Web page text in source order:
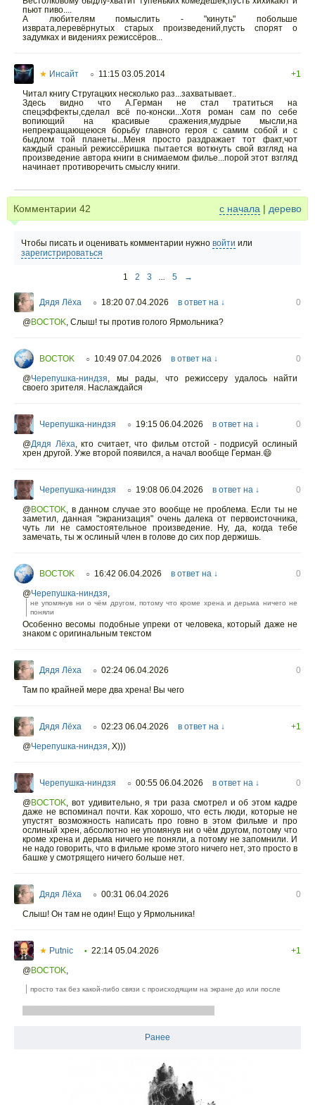
пьют пиво....
А любителям помыслить - "кинуть" побольше
изврата,перевёрнутых старых произведений,пусть спорят о
задумках и видениях режиссёров...
★ Инсайт ○ 11:15 03.05.2014
+1
Читал книгу Стругацких несколько раз...захватывает..
Здесь видно что А.Герман не стал тратиться на
спецэффекты,сделал всё по-конски...Хотя роман сам по себе
вопиющий на красивые сражения,мудрые мысли,на
непрекращающеюся борьбу главного героя с самим собой и с
быдлом той планеты...Меня просто раздражает тот факт,чот
каждый сраный режиссёришка пытается воткнуть свой взгляд на
произведение автора книги в снимаемом филье...порой этот взгляд
начинает противоречить смыслу книги.
Комментарии 42 с начала | дерево
Чтобы писать и оценивать комментарии нужно войти или
зарегистрироваться
1 2 3 ... 5 →
Дядя Лёха ○ 18:20 07.04.2026 в ответ на ↓
0
@BOCTOK, Слыш! ты против голого Ярмольника?
BOCTOK ○ 10:49 07.04.2026 в ответ на ↓
0
@Черепушка-ниндзя, мы рады, что режиссеру удалось найти
своего зрителя. Наслаждайся
Черепушка-ниндзя ○ 19:15 06.04.2026 в ответ на ↓
0
@Дядя Лёха,кто считает, что фильм отстой - подрисуй ослиный
хрен другой. Уже второй появился, а начал вообще Герман.😄
Черепушка-ниндзя ○ 19:08 06.04.2026 в ответ на ↓
0
@BOCTOK, в данном случае это вообще не проблема. Если ты не
заметил, данная "экранизация" очень далека от первоисточника,
чуть ли не самостоятельное произведение. Ну, да, когда тебе
замечать, ты ж ослиный член в голове до сих пор держишь.
BOCTOK ○ 16:42 06.04.2026 в ответ на ↓
0
@Черепушка-ниндзя,
не упомянув ни о чëм другом, потому что кроме хрена и дерьма ничего не
поняли
Особенно весомы подобные упреки от человека, который даже не
знаком с оригинальным текстом
Дядя Лёха ○ 02:24 06.04.2026
0
Там по крайней мере два хрена! Вы чего
Дядя Лёха ○ 02:23 06.04.2026 в ответ на ↓
+1
@Черепушка-ниндзя, X)))
Черепушка-ниндзя ○ 00:55 06.04.2026 в ответ на ↓
0
@BOCTOK, вот удивительно, я три раза смотрел и об этом кадре
даже не вспоминал почти. Как хорошо, что есть люди, которые не
упустят возможность написать про говно в этом фильме и про
ослиный хрен, абсолютно не упомянув ни о чëм другом, потому что
кроме хрена и дерьма ничего не поняли, а потому не запомнили. И
не надо говорить, что в фильме кроме этого ничего нет, это просто в
башке у смотрящего ничего больше нет.
Дядя Лёха ○ 00:31 06.04.2026
0
Слыш! Он там не один! Ещо у Ярмольника!
★ Putnic • 22:14 05.04.2026
+1
@BOCTOK,
просто так без какой-либо связи с происходящим на экране до или после
Ранее